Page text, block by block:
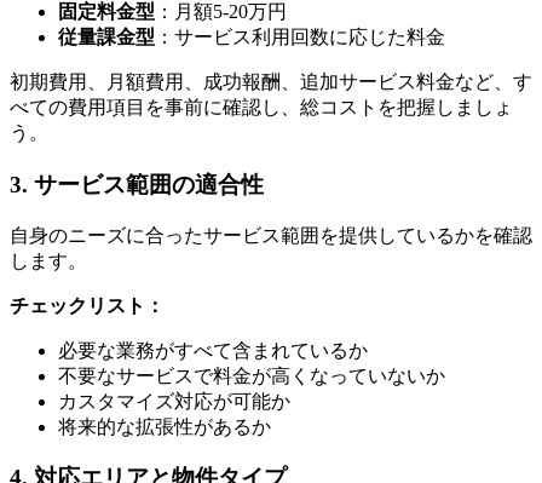
固定料金型 ：月額5-20万円
従量課金型 ：サービス利用回数に応じた料金
初期費用、月額費用、成功報酬、追加サービス料金など、す
べての費用項目を事前に確認し、総コストを把握しましょ
う。
3. サービス範囲の適合性
自身のニーズに合ったサービス範囲を提供しているかを確認
します。
チェックリスト：
必要な業務がすべて含まれているか
不要なサービスで料金が高くなっていないか
カスタマイズ対応が可能か
将来的な拡張性があるか
4. 対応エリアと物件タイプ